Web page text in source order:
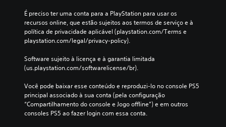
É preciso ter uma conta para a PlayStation para usar os
recursos online, que estão sujeitos aos termos de serviço e à
política de privacidade aplicável (playstation.com/Terms e
playstation.com/legal/privacy-policy).
Software sujeito à licença e à garantia limitada
(us.playstation.com/softwarelicense/br).
Você pode baixar esse conteúdo e reproduzi-lo no console PS5
principal associado à sua conta (pela configuração
“Compartilhamento do console e Jogo offline”) e em outros
consoles PS5 ao fazer login com essa conta.